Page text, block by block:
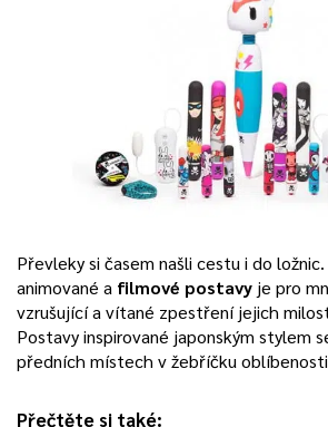
Převleky si časem našli cestu i do
animované a filmové postavy je pro
vzrušující a vítané zpestření jejich
Postavy inspirované japonským stylem
předních místech v žebříčku
Přečtěte si také: